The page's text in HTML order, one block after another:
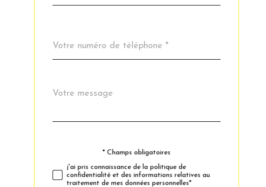
*
Fieldset
défaut
Message
Validation* Champs obligatoires
j'ai pris connaissance de la politique de
confidentialité et des informations relatives au
traitement de mes données personnelles*